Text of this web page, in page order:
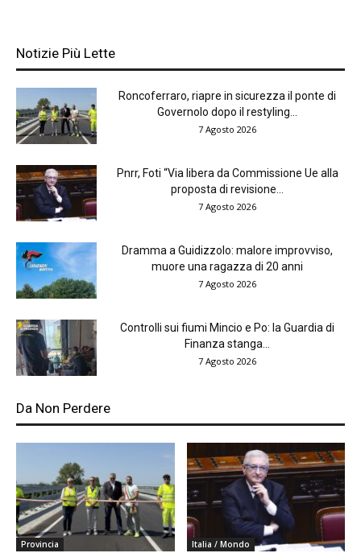
Notizie Più Lette
Roncoferraro, riapre in sicurezza il ponte di
Governolo dopo il restyling...
7 Agosto 2026
Pnrr, Foti “Via libera da Commissione Ue alla
proposta di revisione...
7 Agosto 2026
Dramma a Guidizzolo: malore improvviso,
muore una ragazza di 20 anni
7 Agosto 2026
Controlli sui fiumi Mincio e Po: la Guardia di
Finanza stanga...
7 Agosto 2026
Da Non Perdere
Provincia Italia / Mondo